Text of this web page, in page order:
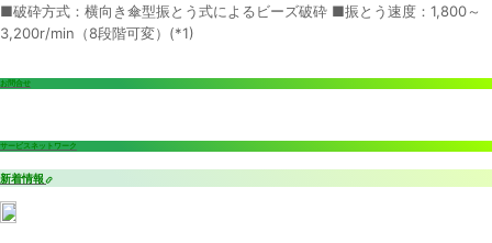
■破砕方式：横向き傘型振とう式によるビーズ破砕 ■振とう速度：1,800～
3,200r/min（8段階可変）(*1)
お問合せ
サービスネットワーク
新着情報